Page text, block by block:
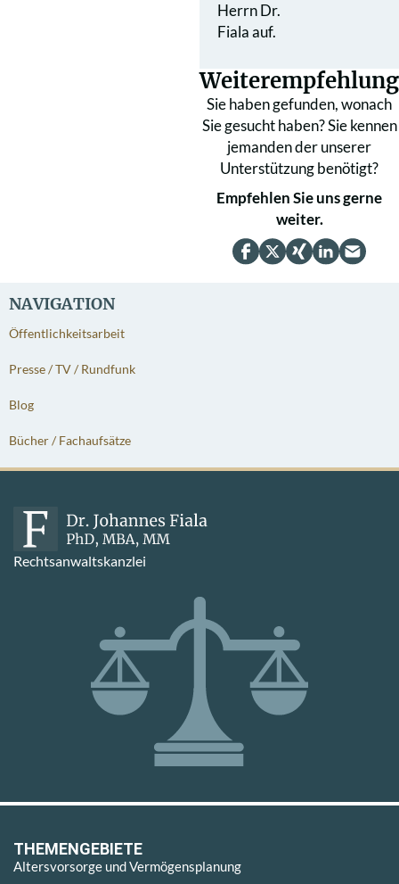
NAVIGATION
Öffentlichkeitsarbeit
Presse / TV / Rundfunk
Blog
Bücher / Fachaufsätze
Herrn Dr.
Fiala auf.
Weiterempfehlung
Sie haben gefunden, wonach
Sie gesucht haben? Sie kennen
jemanden der unserer
Unterstützung benötigt?
Empfehlen Sie uns gerne
weiter.
Rechtsanwaltskanzlei
THEMENGEBIETE
Altersvorsorge und Vermögensplanung